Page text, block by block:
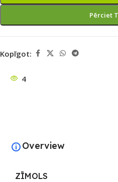
Pērciet
Kopīgot:
4
Overview
ZĪMOLS